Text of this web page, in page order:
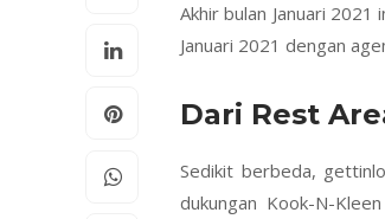
Akhir bulan Januari
Januari 2021 dengan
Dari Rest
Sedikit berbeda,
dukungan Kook-N-